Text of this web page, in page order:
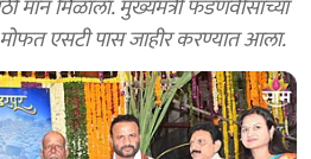
मान मिळाला. मुख्यमंत्री फडणवीसांच्या
एसटी पास जाहीर करण्यात आला.